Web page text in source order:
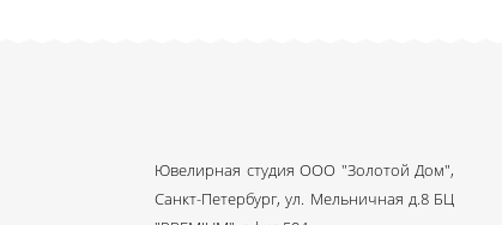
Ювелирная студия ООО "Золотой Дом",
Санкт-Петербург, ул. Мельничная д.8 БЦ